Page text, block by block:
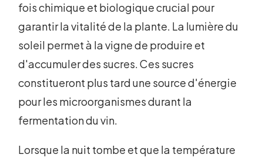
fois chimique et biologique crucial pour
garantir la vitalité de la plante. La lumière du
soleil permet à la vigne de produire et
d'accumuler des sucres. Ces sucres
constitueront plus tard une source d'énergie
pour les microorganismes durant la
fermentation du vin.
Lorsque la nuit tombe et que la température